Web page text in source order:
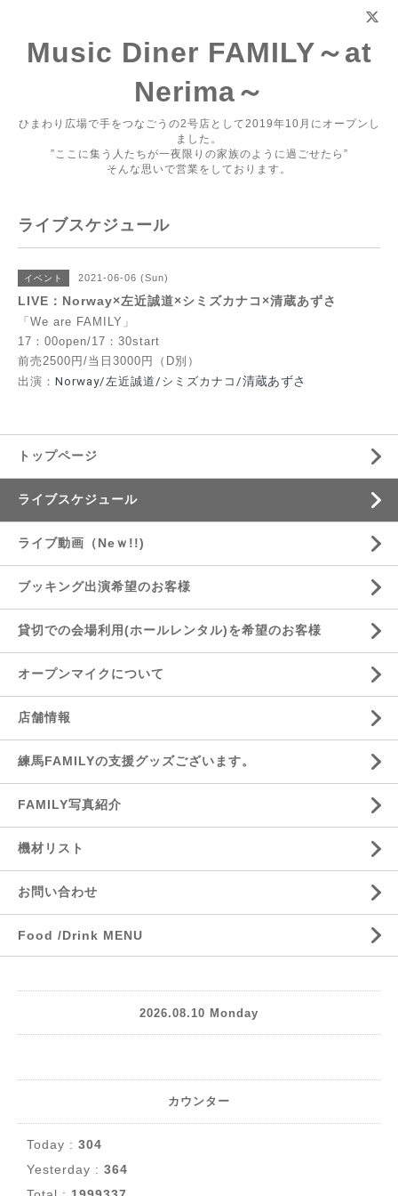
Music Diner FAMILY～at
Nerima～
ひまわり広場で手をつなごうの2号店として2019年10月にオープンし
ました。
”ここに集う人たちが一夜限りの家族のように過ごせたら”
そんな思いで営業をしております。
ライブスケジュール
イベント 2021-06-06 (Sun)
LIVE：Norway×左近誠道×シミズカナコ×清蔵あずさ
「We are FAMILY」
17：00open/17：30start
前売2500円/当日3000円（D別）
出演： Norway/左近誠道/シミズカナコ/清蔵あずさ
トップページ
ライブスケジュール
ライブ動画（Neｗ!!)
ブッキング出演希望のお客様
貸切での会場利用(ホールレンタル)を希望のお客様
オープンマイクについて
店舗情報
練馬FAMILYの支援グッズございます。
FAMILY写真紹介
機材リスト
お問い合わせ
Food /Drink MENU
2026.08.10 Monday
カウンター
Today : 304
Yesterday : 364